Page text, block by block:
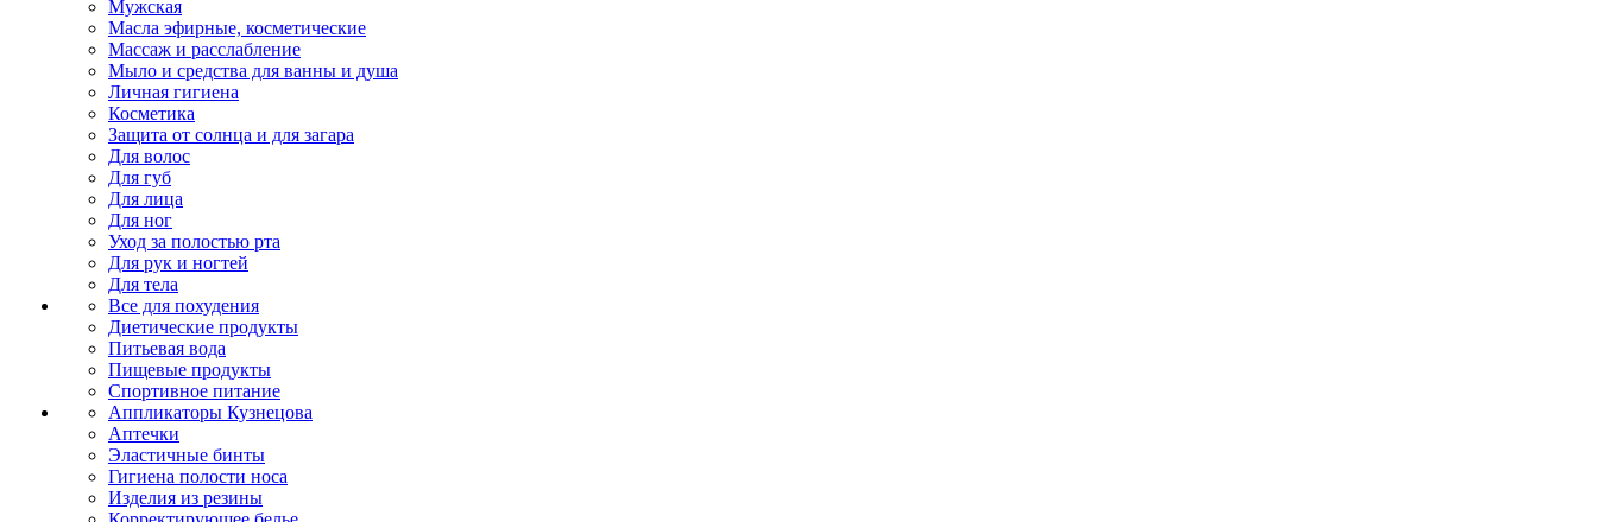
Мужская
Масла эфирные, косметические
Массаж и расслабление
Мыло и средства для ванны и душа
Личная гигиена
Косметика
Защита от солнца и для загара
Для волос
Для губ
Для лица
Для ног
Уход за полостью рта
Для рук и ногтей
Для тела
Все для похудения
Диетические продукты
Питьевая вода
Пищевые продукты
Спортивное питание
Аппликаторы Кузнецова
Аптечки
Эластичные бинты
Гигиена полости носа
Изделия из резины